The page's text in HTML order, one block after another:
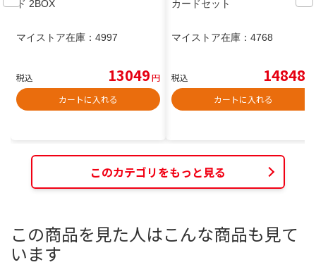
ド 2BOX
マイストア在庫： 4997
税込 13049円
カートに入れる
カードセット
マイストア在庫： 4768
税込 14848
カートに入れる
このカテゴリをもっと見る
この商品を見た人はこんな商品も見て
います